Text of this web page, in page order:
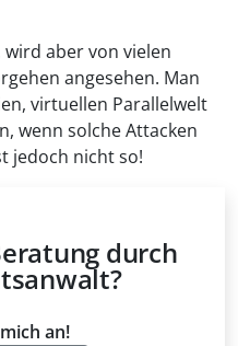
aber von vielen
angesehen. Man
virtuellen Parallelwelt
wenn solche Attacken
jedoch nicht so!
durch
an!